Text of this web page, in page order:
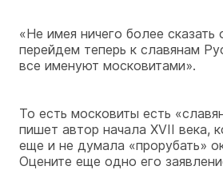
«Не имея ничего более сказать
перейдем теперь к славянам
все именуют московитами».
То есть московиты есть
пишет автор начала XVII века,
еще и не думала «прорубать»
Оцените еще одно его